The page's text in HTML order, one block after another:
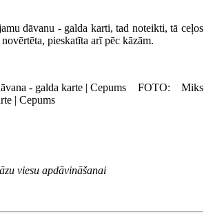
dāvanu - galda karti, tad noteikti, tā ceļos
pieskatīta arī pēc kāzām.
FOTO: Miks
| Cepums
viesu apdāvināšanai